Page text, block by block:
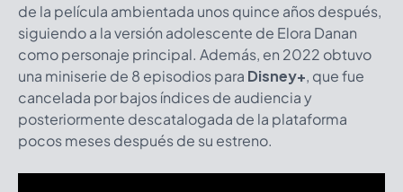
de la película ambientada unos quince años después,
siguiendo a la versión adolescente de Elora Danan
como personaje principal. Además, en 2022 obtuvo
una miniserie de 8 episodios para Disney+, que fue
cancelada por bajos índices de audiencia y
posteriormente descatalogada de la plataforma
pocos meses después de su estreno.